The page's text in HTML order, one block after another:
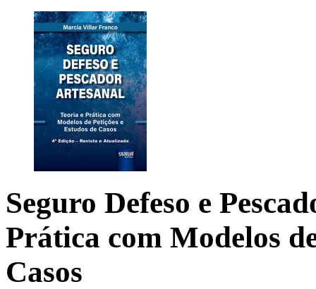
Seguro Defeso e
Prática com Modelos
Casos